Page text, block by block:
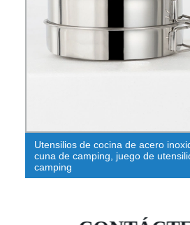
Estante de exhibición de madera
supermercado, estante de
venta